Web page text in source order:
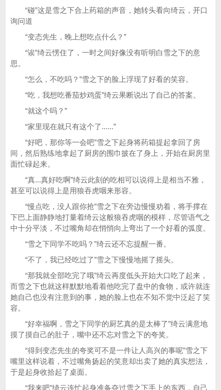
“碰”这是雪之下合上药箱的声音，她转头看向绮云，开口
询问道
“变态先生，晚上想吃点什么？”
“诶”绮云愣住了，一时之间好像没有听明白雪之下的意
思。
“怎么，不吃吗？”雪之下的脸上浮现了好看的笑容。
“吃，我想吃番茄炒鸡蛋”绮云果断说出了自己的答案。
“就这个吗？”
“家里现在就只有这个了......”
“好吧，那你等一会吧”雪之下起身将药箱提起拿回了房
间，然后熟练地拿起了厨房的围巾披在了身上，开始在厨房里
面忙碌起来。
“真...真好吃啊”绮云此刻的吃相可以说得上是相当不雅，
甚至可以说得上是用狼吞虎咽来形容。
“慢点吃，没人跟你抢”雪之下在旁边慢慢劝着，将手撑在
下巴上面静静地打量着绮云这般狼吞虎咽的模样，尽管语气之
中十分平淡，不过嘴角却在悄悄向上弯出了一个好看的弧度。
“雪之下同学不吃吗？”绮云还不忘提醒一番。
“不了，我已经吃过了”雪之下慢慢地摇了摇头。
“那我就全部吃完了哦”绮云再度低头开始大口吃了起来，
而雪之下也就这样默默地看着他吃完了盘中的食物，或许就连
她自己也没有注意到的事，她的脸上也在不知不觉中泛起了笑
容。
“好幸福啊，雪之下同学的厨艺真的是太棒了”绮云满意地
摸了摸自己的肚子，嘴中还不忘对雪之下的夸奖。
“得到变态先生的夸奖可不是一件让人高兴的事呢”雪之下
嘴里这样说着，不过嘴角扬起的笑意却出卖了她的真实想法，
于是起身收拾起了桌面。
“我来吧”绮云连忙起身准备夺过雪之下手上的东西，自己